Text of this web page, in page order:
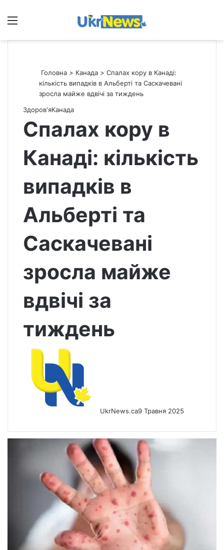
Меню
Головна > Канада > Спалах кору в Канаді:
кількість випадків в Альберті та Саскачевані
зросла майже вдвічі за тиждень
Здоров'яКанада
Спалах кору в
Канаді: кількість
випадків в
Альберті та
Саскачевані
зросла майже
вдвічі за
тиждень
UkrNews.ca9 Травня 2025